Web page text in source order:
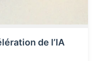
de l’IA